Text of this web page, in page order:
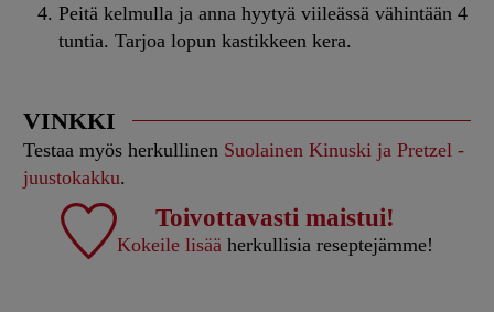
Peitä kelmulla ja anna hyytyä viileässä vähintään 4
tuntia. Tarjoa lopun kastikkeen kera.
VINKKI
Testaa myös herkullinen Suolainen Kinuski ja Pretzel -
juustokakku.
Toivottavasti maistui!
Kokeile lisääherkullisia reseptejämme!